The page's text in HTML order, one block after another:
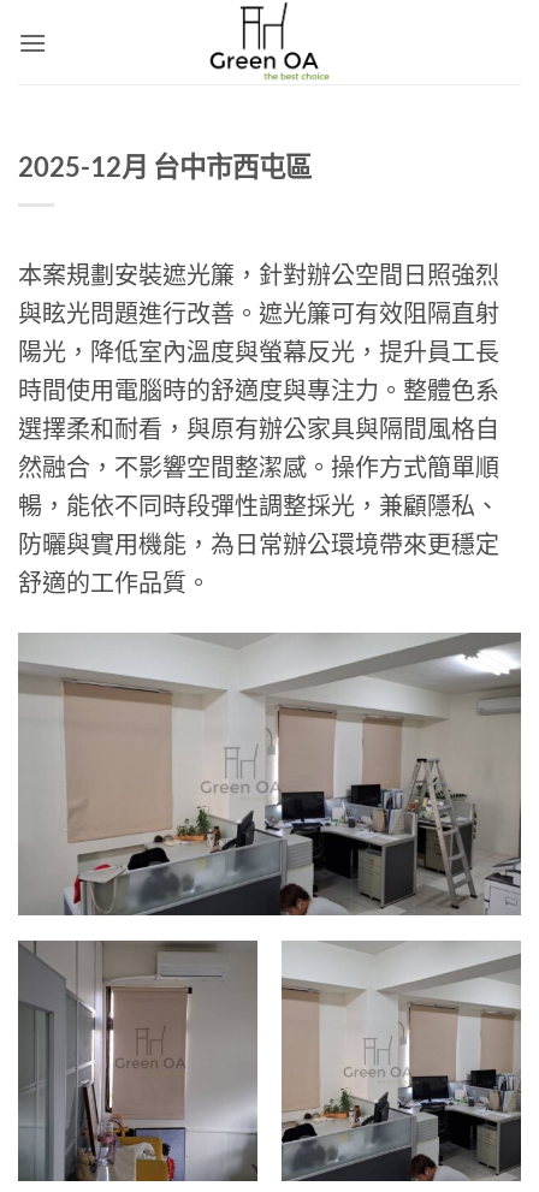
2025-12月 台中市西屯區
本案規劃安裝遮光簾，針對辦公空間日照強烈
與眩光問題進行改善。遮光簾可有效阻隔直射
陽光，降低室內溫度與螢幕反光，提升員工長
時間使用電腦時的舒適度與專注力。整體色系
選擇柔和耐看，與原有辦公家具與隔間風格自
然融合，不影響空間整潔感。操作方式簡單順
暢，能依不同時段彈性調整採光，兼顧隱私、
防曬與實用機能，為日常辦公環境帶來更穩定
舒適的工作品質。